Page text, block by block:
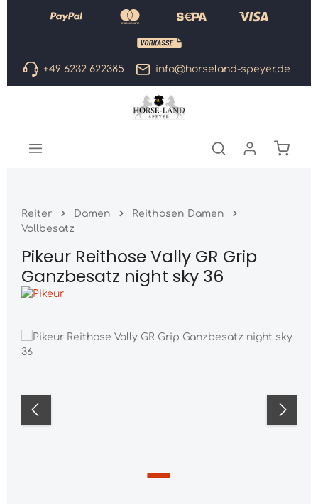
Zum Hauptinhalt springen
+49 6232 622385 info@horseland-speyer.de
Reiter Damen
Reithosen Damen
Vollbesatz
Pikeur Reithose Vally GR Grip
Ganzbesatz night sky 36
Bildergalerie überspringen